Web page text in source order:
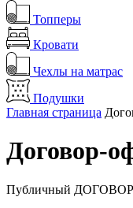
Топперы
Кровати
Чехлы на матрас
Подушки
Главная страница
Договор-
Публичный ДОГОВОР-